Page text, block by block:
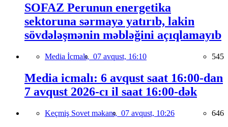
SOFAZ Perunun energetika
sektoruna sərmayə yatırıb, lakin
sövdələşmənin məbləğini açıqlamayıb
Media İcmalı, 07 avqust, 16:10 545
Media icmalı: 6 avqust saat 16:00-dan
7 avqust 2026-cı il saat 16:00-dək
Keçmiş Sovet məkanı, 07 avqust, 10:26 646